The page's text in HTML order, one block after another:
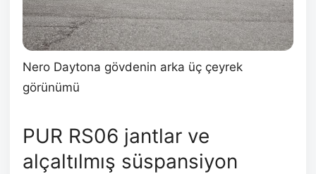
Nero Daytona gövdenin arka üç çeyrek
görünümü
PUR RS06 jantlar ve
alçaltılmış süspansiyon